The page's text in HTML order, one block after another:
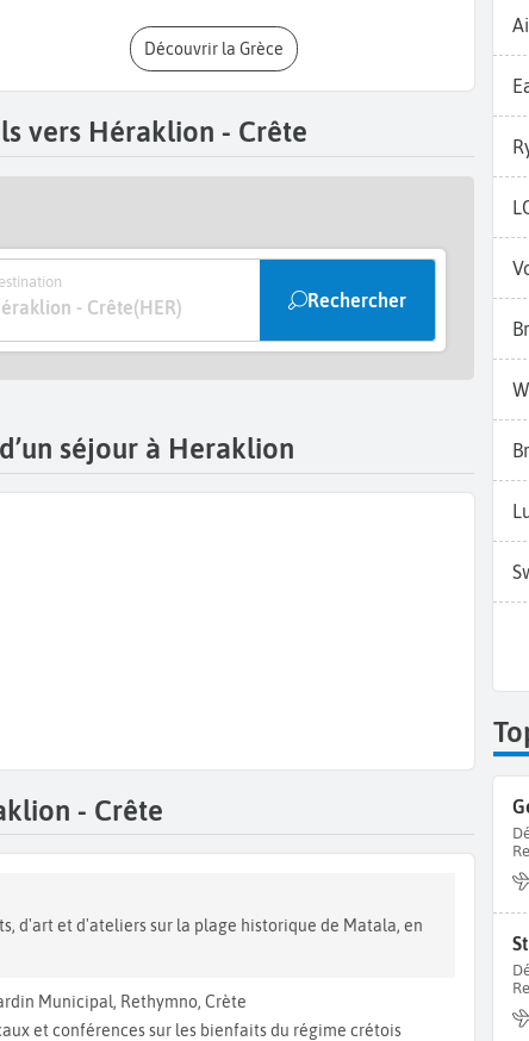
profiter des petits restaurants, bars et de boutiques de
parc Georgiadis, une oasis de verdure au cœur
et objets d’art. À proximité vous trouverez des terrasses
Découvrir la Grèce
vers Héraklion - Crête
- Crête(HER) Rechercher
séjour à Heraklion
- Crête
d'art et d'ateliers sur la plage historique de Matala, en
Municipal, Rethymno, Crète
et conférences sur les bienfaits du régime crétois